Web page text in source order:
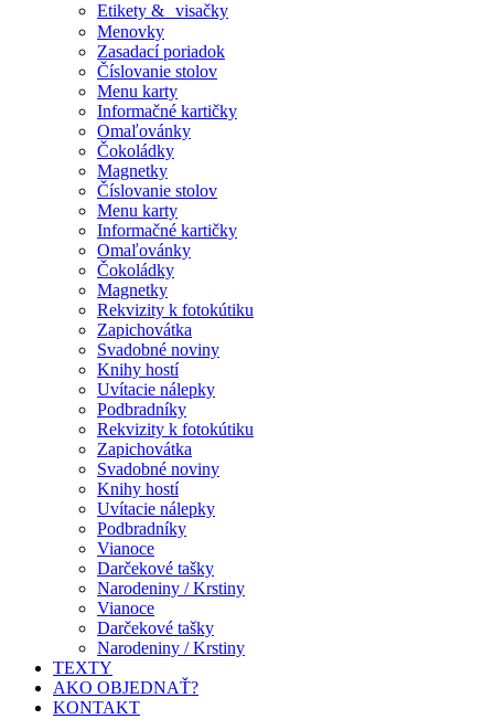
Etikety & visačky
Menovky
Zasadací poriadok
Číslovanie stolov
Menu karty
Informačné kartičky
Omaľovánky
Čokoládky
Magnetky
Číslovanie stolov
Menu karty
Informačné kartičky
Omaľovánky
Čokoládky
Magnetky
Rekvizity k fotokútiku
Zapichovátka
Svadobné noviny
Knihy hostí
Uvítacie nálepky
Podbradníky
Rekvizity k fotokútiku
Zapichovátka
Svadobné noviny
Knihy hostí
Uvítacie nálepky
Podbradníky
Vianoce
Darčekové tašky
Narodeniny / Krstiny
Vianoce
Darčekové tašky
Narodeniny / Krstiny
TEXTY
AKO OBJEDNAŤ?
KONTAKT